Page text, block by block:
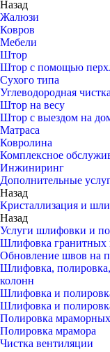
Назад
Жалюзи
Ковров
Мебели
Штор
Штор с помощью
Сухого типа
Углеводородная
Штор на весу
Штор с выездом на
Матраса
Ковролина
Комплексное
Инжиниринг
Дополнительные
Назад
Кристаллизация и
Назад
Услуги шлифовки и
Шлифовка гранитных
Обновление швов на
Шлифовка, полировка,
колонн
Шлифовка и
Шлифовка и
Полировка
Полировка мрамора
Чистка вентиляции